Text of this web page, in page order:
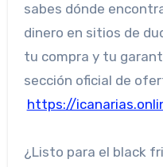
sabes dónde
dinero en sitios de
tu compra y tu
sección oficial de
https://
¿Listo para el black